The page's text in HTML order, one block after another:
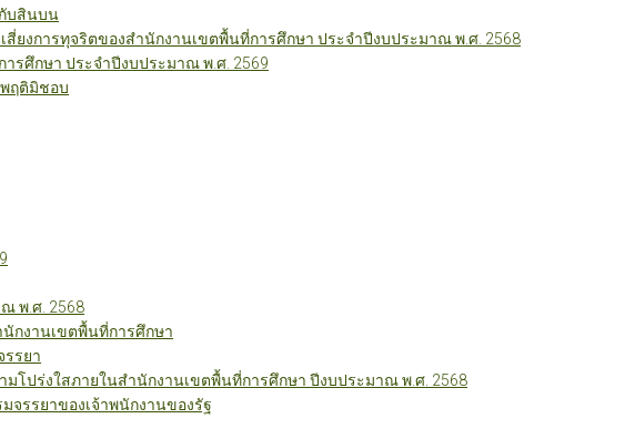
กับสินบน
ยงการทุจริตของสำนักงานเขตพื้นที่การศึกษา ประจำปีงบประมาณ พ.ศ. 2568
รศึกษา ประจำปีงบประมาณ พ.ศ. 2569
พฤติมิชอบ
พ.ศ. 2568
กงานเขตพื้นที่การศึกษา
รยา
โปร่งใสภายในสำนักงานเขตพื้นที่การศึกษา ปีงบประมาณ พ.ศ. 2568
รรยาของเจ้าพนักงานของรัฐ